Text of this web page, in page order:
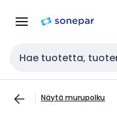
navigointiinsisältöön
Haku
Näytä murupolku